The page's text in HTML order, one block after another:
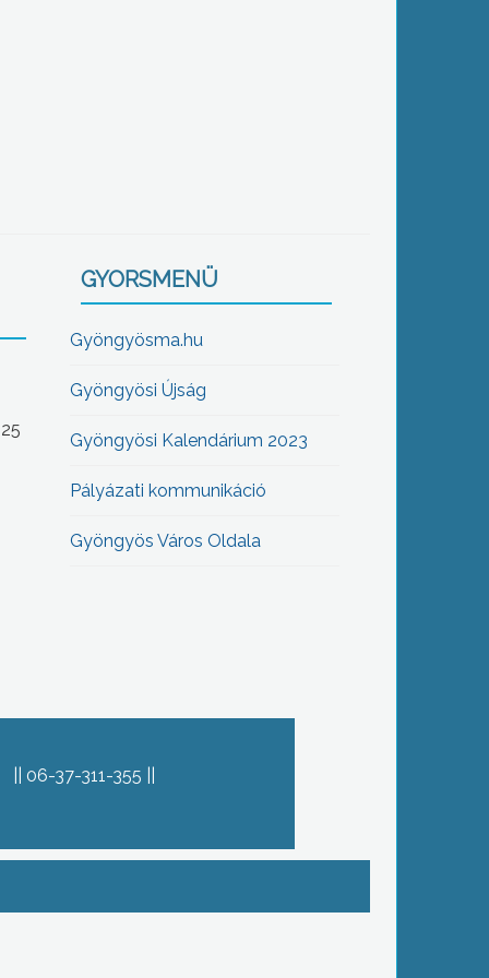
GYORSMENÜ
Gyöngyösma.hu
Gyöngyösi Újság
Gyöngyösi Kalendárium 2023
Pályázati kommunikáció
Gyöngyös Város Oldala
06-37-311-355